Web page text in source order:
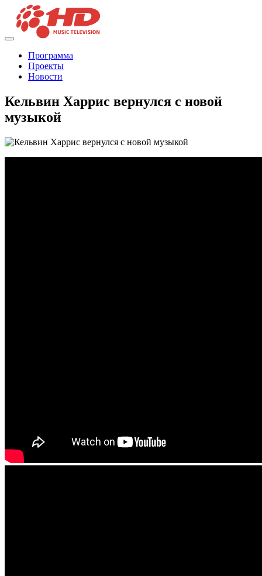
Программа
Проекты
Новости
Кельвин Харрис вернулся с новой
музыкой